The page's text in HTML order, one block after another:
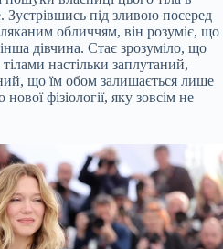
Зустрівшись під зливою посеред
обличчям, він розуміє, що
дівчина. Стає зрозуміло, що
настільки заплутаний,
що їм обом залишається лише
фізіології, яку зовсім не